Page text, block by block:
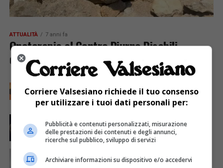
ATTUALITÀ 7 anni fa
Onoterapia al Centro Diurno Disabili
dell’Unione Montana Valsesia
Giornata della violenza contro le Donne: la
Valsesia si tinge di arancione
Festa del IV novembre: grande successo per il
coro “L’Eco” di Varallo
Congratulazioni, due traguardi in famiglia!
Corriere Valsesiano richiede il tuo consenso
per utilizzare i tuoi dati personali per:
Pubblicità e contenuti personalizzati, misurazione
delle prestazioni dei contenuti e degli annunci,
ricerche sul pubblico, sviluppo di servizi
Archiviare informazioni su dispositivo e/o accedervi